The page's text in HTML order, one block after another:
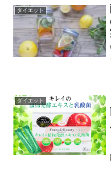
ダイエット
ダイエット